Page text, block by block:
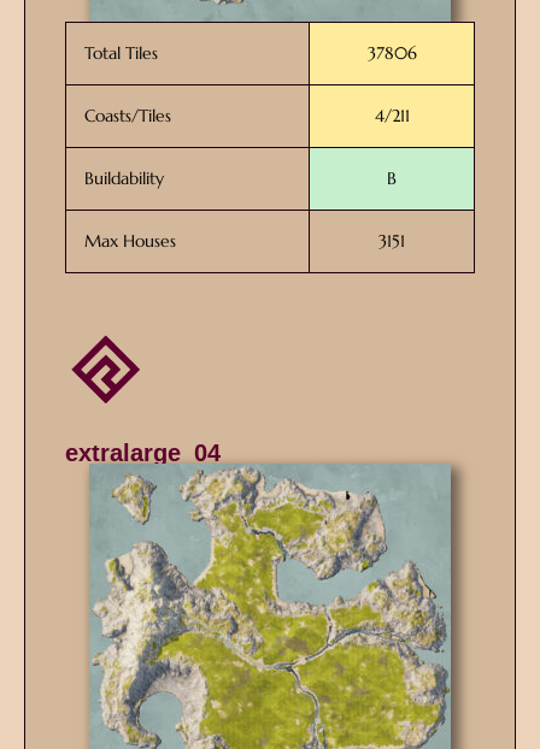
Total Tiles 37806
Coasts/Tiles 4/211
Buildability B
Max Houses 3151
extralarge_04